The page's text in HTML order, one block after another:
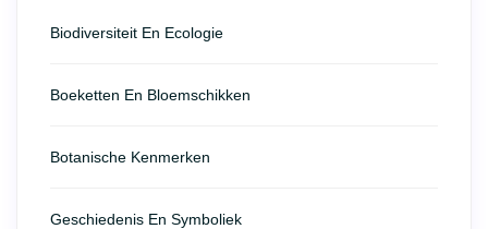
Biodiversiteit En Ecologie
Boeketten En Bloemschikken
Botanische Kenmerken
Geschiedenis En Symboliek